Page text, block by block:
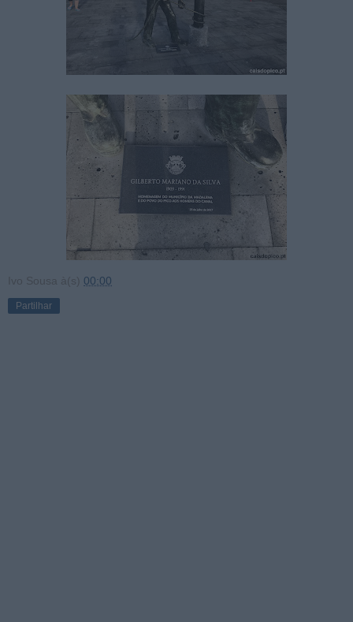
Ivo Sousa à(s) 00:00
Partilhar